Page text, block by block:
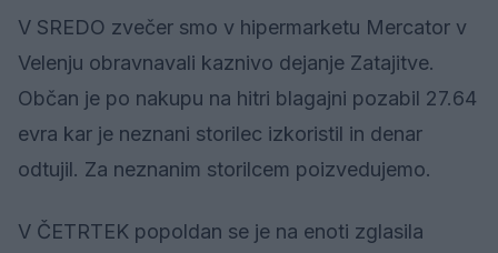
V SREDO zvečer smo v hipermarketu Mercator v
Velenju obravnavali kaznivo dejanje Zatajitve.
Občan je po nakupu na hitri blagajni pozabil 27.64
evra kar je neznani storilec izkoristil in denar
odtujil. Za neznanim storilcem poizvedujemo.
V ČETRTEK popoldan se je na enoti zglasila